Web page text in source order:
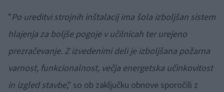
"Po ureditvi strojnih inštalacij ima šola izboljšan sistem
hlajenja za boljše pogoje v učilnicah ter urejeno
prezračevanje. Z izvedenimi deli je izboljšana požarna
varnost, funkcionalnost, večja energetska učinkovitost
in izgled stavbe," so ob zaključku obnove sporočili z